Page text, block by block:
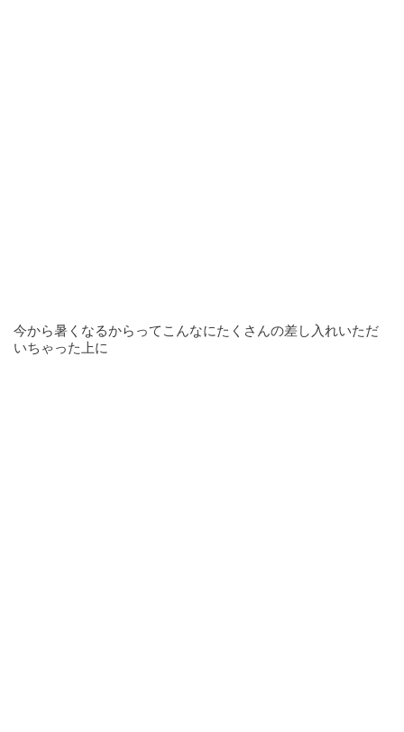
今から暑くなるからってこんなにたくさんの差し入れいただ
いちゃった上に